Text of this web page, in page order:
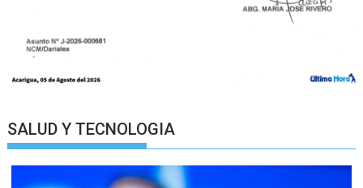
SALUD Y TECNOLOGIA